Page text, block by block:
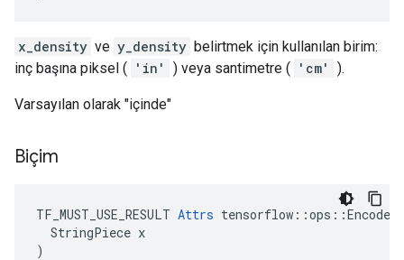
x_density ve y_density belirtmek için kullanılan birim:
inç başına piksel ( 'in' ) veya santimetre ( 'cm' ).
Varsayılan olarak "içinde"
Biçim
TF_MUST_USE_RESULT Attrs
  StringPiece x
)